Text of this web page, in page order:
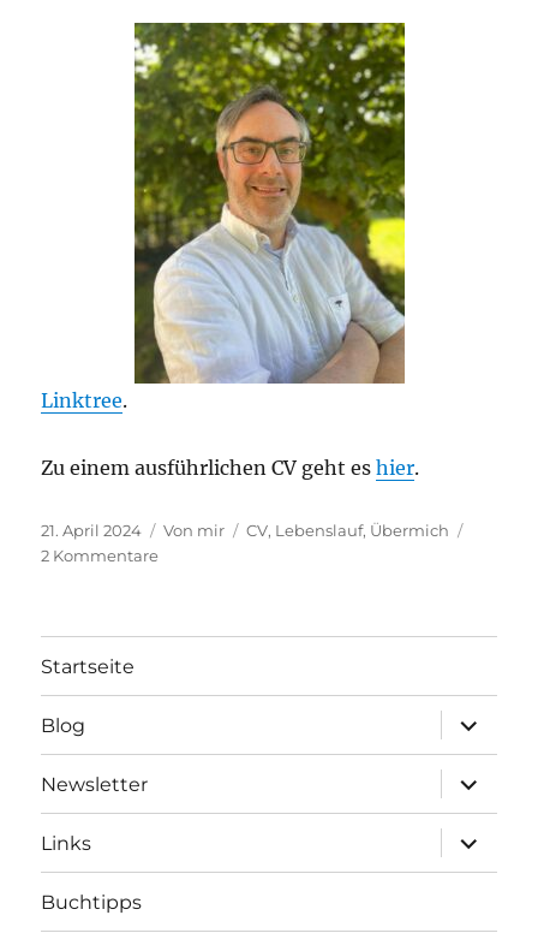
Linktree.
Zu einem ausführlichen CV geht eshier.
Veröffentlicht
am
21. April 2024 Kategorien
Von mir Schlagwörter
CV, Lebenslauf, Übermich
2 Kommentarezu
Startseite
Blog
öffnen
Newsletter
öffnen
Links
öffnen
Buchtipps